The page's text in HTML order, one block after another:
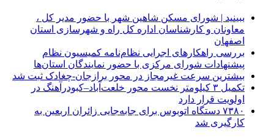
ببینید | شورای مسکن شاهین شهر با حضور مدیر کل ،
معاونان و کارشناسان اداره کل راه و شهرسازی استان
اصفهان
بررسی راهکارهای اجرایی نظام‌نامه کمیسیون نظام
پیشنهادات شورای مرکزی با حضور نمایندگان استان‌ها
بیشترین سرعت غیرمجاز در محور برازجان-چغادک ثبت شد
تکمیل ۳ کیلومتر نخست محور خلعت‌آباد–کبودرآهنگ در
اولویت قرار دارد
۷۳۸۰ دستگاه اتوبوس برای جابه‌جایی زائران اربعین به‌
کارگیری شد